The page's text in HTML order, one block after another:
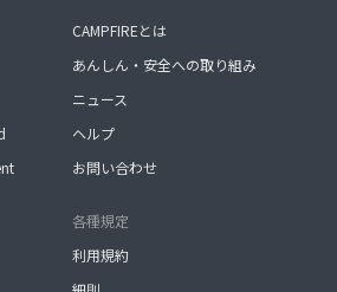
CAMPFIREとは
あんしん・安全への取り組み
ニュース
ヘルプ
お問い合わせ
各種規定
利用規約